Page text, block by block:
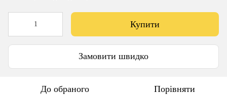
Купити
Замовити швидко
До обраного Порівняти